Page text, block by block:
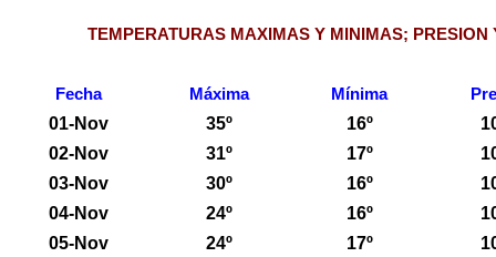
TEMPERATURAS MAXIMAS Y MINIMAS; PRESION
Fecha Máxima Mínima
01-Nov 35º 16º
02-Nov
31º 17º
03-Nov
30º 16º
04-Nov
24º 16º
05-Nov
24º 17º